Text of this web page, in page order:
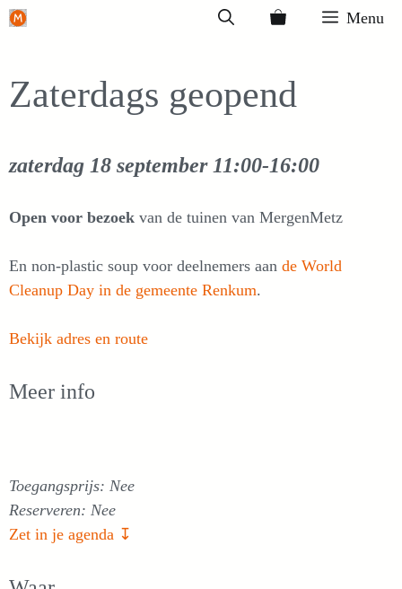
Ga
inhoud
Menu
Zaterdags geopend
zaterdag 18 september 11:00-16:00
Open voor bezoek van de tuinen van MergenMetz
En non-plastic soup voor deelnemers aan de World
Cleanup Day in de gemeente Renkum.
Bekijk adres en route
Meer info
Toegangsprijs: Nee
Reserveren: Nee
Zet in je agenda ↧